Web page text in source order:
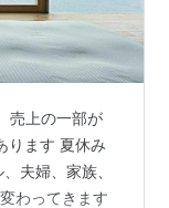
売上の一部が
ります 夏休み
夫婦、家族、
わってきます